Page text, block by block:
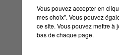
Vous pouvez accepter en
mes choix". Vous pouvez
ce site. Vous pouvez mettre à
bas de chaque page.